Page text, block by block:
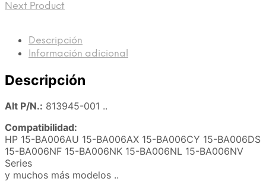
Next Product
Descripción
Información adicional
Descripción
Alt P/N.: 813945-001 ..
Compatibilidad:
HP 15-BA006AU 15-BA006AX 15-BA006CY 15-BA006DS
15-BA006NF 15-BA006NK 15-BA006NL 15-BA006NV
Series
y muchos más modelos ..